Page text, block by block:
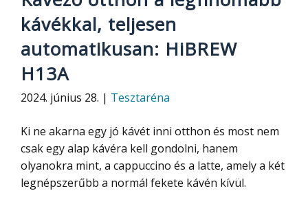
kávékkal, teljesen
automatikusan: HiBREW
H13A
2024. június 28. | Tesztaréna
Ki ne akarna egy jó kávét inni otthon és most nem
csak egy alap kávéra kell gondolni, hanem
olyanokra mint, a cappuccino és a latte, amely a két
legnépszerűbb a normál fekete kávén kívül.